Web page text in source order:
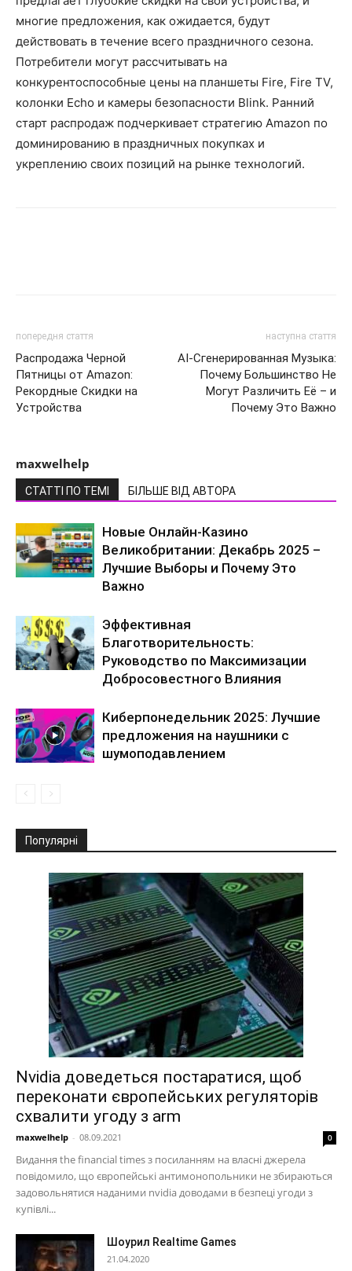
многие предложения, как ожидается, будут
действовать в течение всего праздничного сезона.
Потребители могут рассчитывать на
конкурентоспособные цены на планшеты Fire, Fire TV,
колонки Echo и камеры безопасности Blink. Ранний
старт распродаж подчеркивает стратегию Amazon по
доминированию в праздничных покупках и
укреплению своих позиций на рынке технологий.
попередня стаття
Распродажа Черной
Пятницы от Amazon:
Рекордные Скидки на
Устройства
наступна стаття
AI-Сгенерированная Музыка:
Почему Большинство Не
Могут Различить Её – и
Почему Это Важно
maxwelhelp
СТАТТІ ПО ТЕМІ БІЛЬШЕ ВІД АВТОРА
Новые Онлайн-Казино
Великобритании: Декабрь 2025 –
Лучшие Выборы и Почему Это
Важно
Эффективная
Благотворительность:
Руководство по Максимизации
Добросовестного Влияния
Киберпонедельник 2025: Лучшие
предложения на наушники с
шумоподавлением
Популярні
Nvidia доведеться постаратися, щоб
переконати європейських регуляторів
схвалити угоду з arm
maxwelhelp - 08.09.2021 0
Видання the financial times з посиланням на власні джерела
повідомило, що європейські антимонопольники не збираються
задовольнятися наданими nvidia доводами в безпеці угоди з
купівлі...
Шоурил Realtime Games
21.04.2020